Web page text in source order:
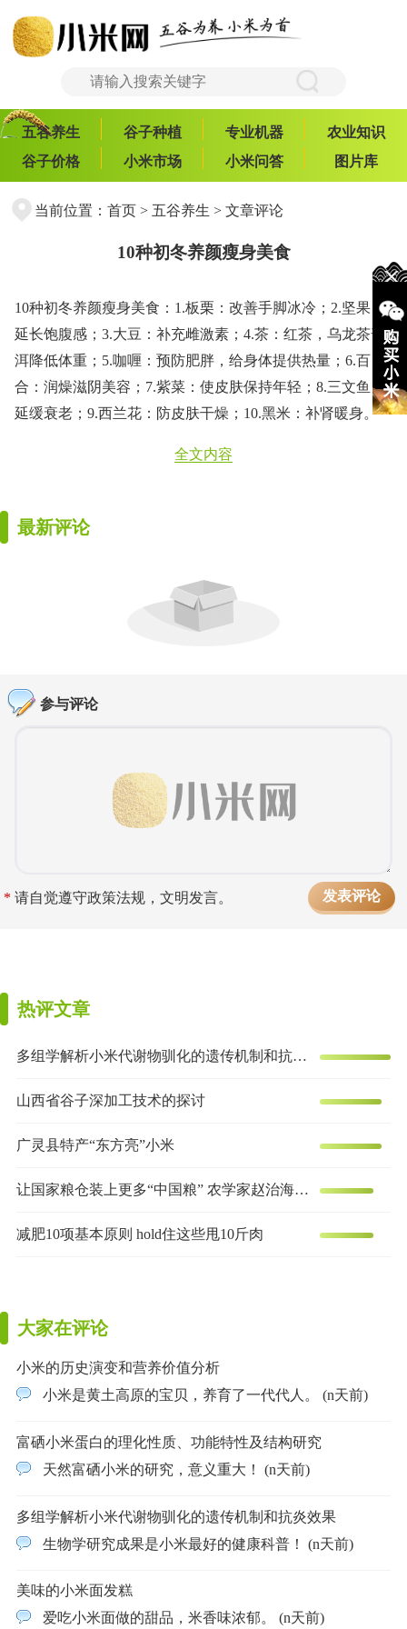
五谷养生 谷子种植 专业机器
农业知识
谷子价格
小米市场 小米问答 图片库
当前位置： 首页> 五谷养生 > 文章评论
10种初冬养颜瘦身美食
10种初冬养颜瘦身美食：1.板栗：改善手脚冰冷；2.坚果：
延长饱腹感；3.大豆：补充雌激素；4.茶：红茶，乌龙茶普
洱降低体重；5.咖喱：预防肥胖，给身体提供热量；6.百
合：润燥滋阴美容；7.紫菜：使皮肤保持年轻；8.三文鱼：
延缓衰老；9.西兰花：防皮肤干燥；10.黑米：补肾暖身。
全文内容
最新评论
参与评论
* 请自觉遵守政策法规，文明发言。
热评文章
多组学解析小米代谢物驯化的遗传机制和抗炎效果
山西省谷子深加工技术的探讨
广灵县特产“东方亮”小米
让国家粮仓装上更多“中国粮” 农学家赵治海的谷子梦
减肥10项基本原则 hold住这些甩10斤肉
大家在评论
小米的历史演变和营养价值分析
小米是黄土高原的宝贝，养育了一代代人。 (n天前)
富硒小米蛋白的理化性质、功能特性及结构研究
天然富硒小米的研究，意义重大！ (n天前)
多组学解析小米代谢物驯化的遗传机制和抗炎效果
生物学研究成果是小米最好的健康科普！ (n天前)
美味的小米面发糕
爱吃小米面做的甜品，米香味浓郁。 (n天前)